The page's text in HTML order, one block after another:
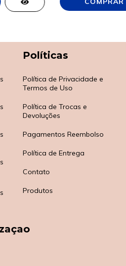
Políticas
Política de Privacidade e
Termos de Uso
Política de Trocas e
Devoluções
Pagamentos Reembolso
Política de Entrega
Contato
Produtos